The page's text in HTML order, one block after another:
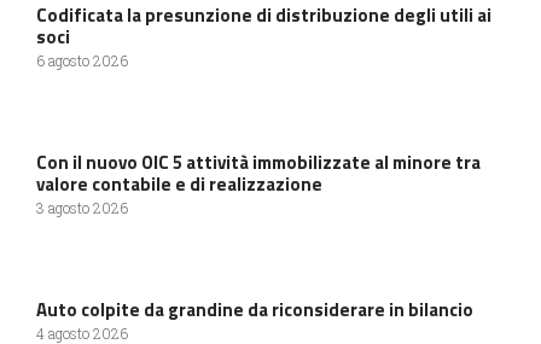
Codificata la presunzione di distribuzione degli utili ai
soci
6 agosto 2026
Con il nuovo OIC 5 attività immobilizzate al minore tra
valore contabile e di realizzazione
3 agosto 2026
Auto colpite da grandine da riconsiderare in bilancio
4 agosto 2026